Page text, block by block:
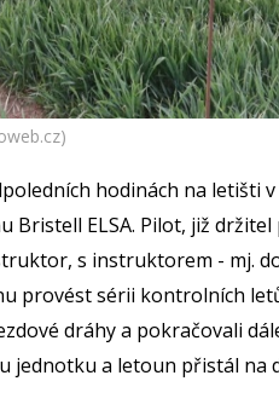
hodinách na letišti
Bristell ELSA. Pilot, již
s instruktorem - mj.
provést sérii kontrolních
dráhy a pokračovali
jednotku a letoun přistál na